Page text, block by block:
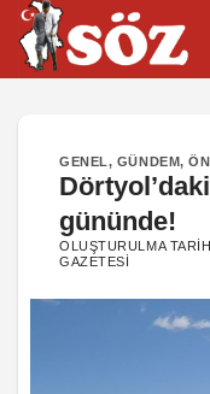
İçeriğe
atla
GENEL, GÜNDEM,
gününde!
OLUŞTURULMA
GAZETESI